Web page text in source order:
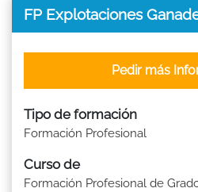
FP Explotaciones
Tipo de formación
Formación Profesional
Curso de
Formación Profesional de
Pedir más